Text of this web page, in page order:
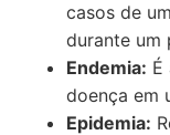
casos de
durante um
Endemia: É
doença em
Epidemia: